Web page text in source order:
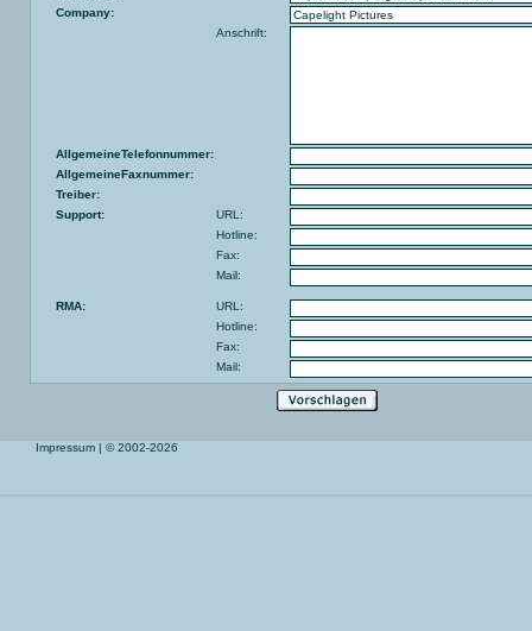
Company:
Anschrift:
AllgemeineTelefonnummer:
AllgemeineFaxnummer:
Treiber:
Support:
URL:
Hotline:
Fax:
Mail:
RMA:
URL:
Hotline:
Fax:
Mail:
Impressum | © 2002-2026